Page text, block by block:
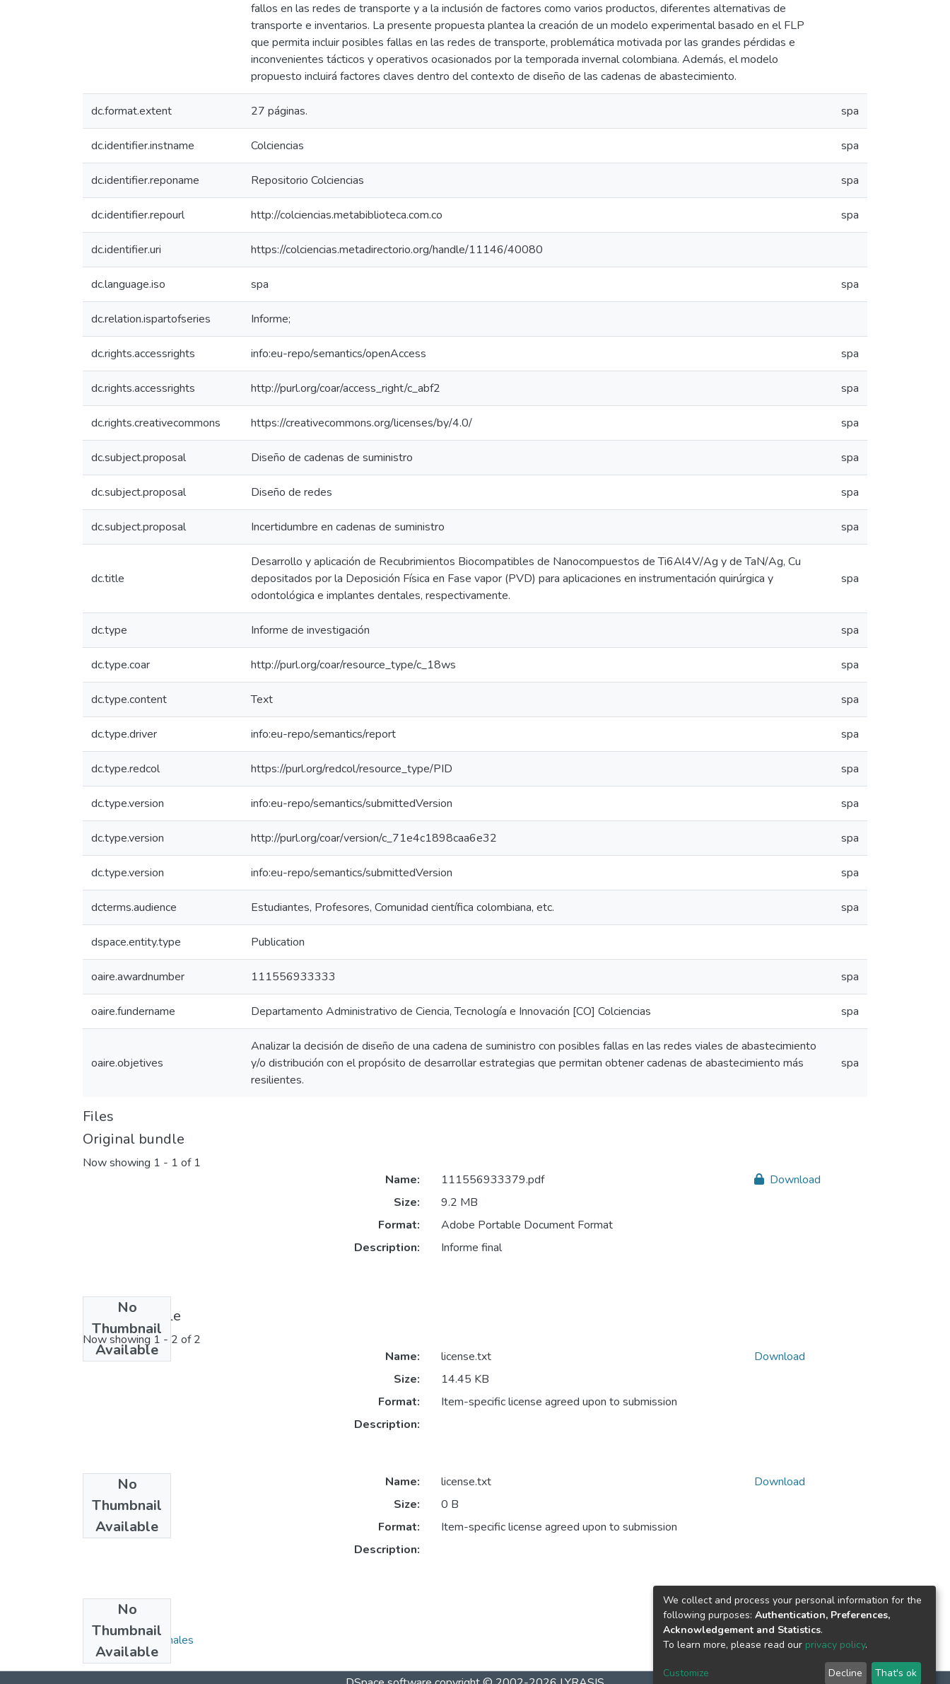
fallos en las redes de transporte y a la inclusión de factores como varios productos, diferentes alternativas de
transporte e inventarios. La presente propuesta plantea la creación de un modelo experimental basado en el FLP
que permita incluir posibles fallas en las redes de transporte, problemática motivada por las grandes pérdidas e
inconvenientes tácticos y operativos ocasionados por la temporada invernal colombiana. Además, el modelo
propuesto incluirá factores claves dentro del contexto de diseño de las cadenas de abastecimiento.
dc.format.extent 27 páginas. spa
dc.identifier.instname Colciencias spa
dc.identifier.reponame Repositorio Colciencias spa
dc.identifier.repourl http://colciencias.metabiblioteca.com.co spa
dc.identifier.uri https://colciencias.metadirectorio.org/handle/11146/40080
dc.language.iso spa spa
dc.relation.ispartofseries Informe;
dc.rights.accessrights info:eu-repo/semantics/openAccess spa
dc.rights.accessrights http://purl.org/coar/access_right/c_abf2 spa
dc.rights.creativecommons https://creativecommons.org/licenses/by/4.0/ spa
dc.subject.proposal Diseño de cadenas de suministro spa
dc.subject.proposal Diseño de redes spa
dc.subject.proposal Incertidumbre en cadenas de suministro spa
dc.title
Desarrollo y aplicación de Recubrimientos Biocompatibles de Nanocompuestos de Ti6Al4V/Ag y de TaN/Ag, Cu
depositados por la Deposición Física en Fase vapor (PVD) para aplicaciones en instrumentación quirúrgica y
odontológica e implantes dentales, respectivamente.
spa
dc.type Informe de investigación spa
dc.type.coar http://purl.org/coar/resource_type/c_18ws spa
dc.type.content Text spa
dc.type.driver info:eu-repo/semantics/report spa
dc.type.redcol https://purl.org/redcol/resource_type/PID spa
dc.type.version info:eu-repo/semantics/submittedVersion spa
dc.type.version http://purl.org/coar/version/c_71e4c1898caa6e32 spa
dc.type.version info:eu-repo/semantics/submittedVersion spa
dcterms.audience Estudiantes, Profesores, Comunidad científica colombiana, etc. spa
dspace.entity.type Publication
oaire.awardnumber 111556933333 spa
oaire.fundername Departamento Administrativo de Ciencia, Tecnología e Innovación [CO] Colciencias spa
oaire.objetives
Analizar la decisión de diseño de una cadena de suministro con posibles fallas en las redes viales de abastecimiento
y/o distribución con el propósito de desarrollar estrategias que permitan obtener cadenas de abastecimiento más
resilientes.
spa
Files
Original bundle
Now showing 1 - 1 of 1
No
Thumbnail
Available
Name:
111556933379.pdf
Size:
9.2 MB
Format:
Adobe Portable Document Format
Description:
Informe final
Download
License bundle
Now showing 1 - 2 of 2
No
Thumbnail
Available
Name:
license.txt
Size:
14.45 KB
Format:
Item-specific license agreed upon to submission
Description:
Download
No
Thumbnail
Available
Name:
license.txt
Size:
0 B
Format:
Item-specific license agreed upon to submission
Description:
Download
Collections
1.1.2. Informes Finales
We collect and process your personal information for the
following purposes: Authentication, Preferences,
Acknowledgement and Statistics.
To learn more, please read our privacy policy.
Customize Decline That's ok